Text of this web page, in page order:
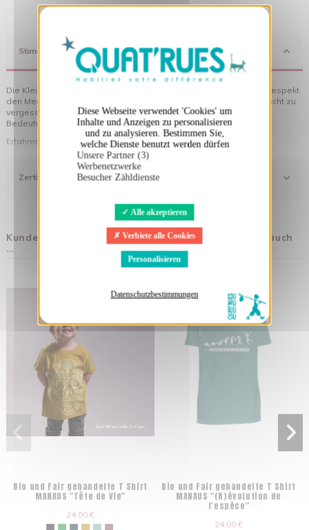
Diese Webseite verwendet 'Cookies' um
Inhalte und Anzeigen zu personalisieren
und zu analysieren. Bestimmen Sie,
welche Dienste benutzt werden dürfen
Unsere Partner (3)
Werbenetzwerke
Besucher Zähldienste
Alle akzeptieren
Verbiete alle Cookies
Personalisieren
Datenschutzbestimmungen
Stimmung
Die Kleidung von Quat'rues besteht aus Bio-Baumwolle, die mit Respekt
den Menschen und ihrer Umwelt gegenüber hergestellt wurde... nicht zu
vergessen die originellen Motive, die Ihrer Kleidung noch mehr
Bedeutung verleihen!
Erfahren Sie mehr über unsere Philosophie
Zertifizierung
Kunden, die diesen Artikel gekauft haben, kauften auch
...
Bio und Fair gehandelte T Shirt
MANAUS "Tête de Vie"
24,00 €
Bio und Fair gehandelte T Shirt
MANAUS "(R)évolution de
l'espèce"
24,00 €